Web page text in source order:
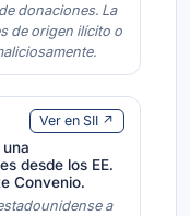
donaciones. La
de origen ilícito o
Ver en SII ↗
desde los EE.
Convenio.
a